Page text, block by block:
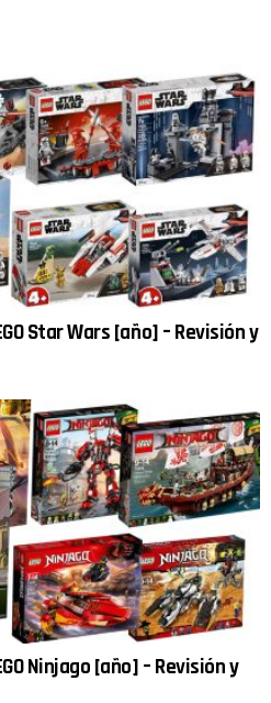
Star Wars [año] – Revisión y
Ninjago [año] – Revisión y